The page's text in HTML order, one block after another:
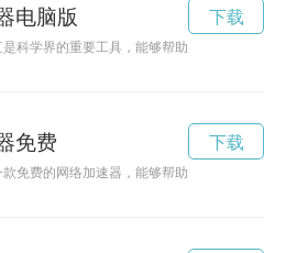
电脑版
是科学界的重要工具，能够帮助研究人员更深
下载
免费
免费的网络加速器，能够帮助用户快速提升
下载